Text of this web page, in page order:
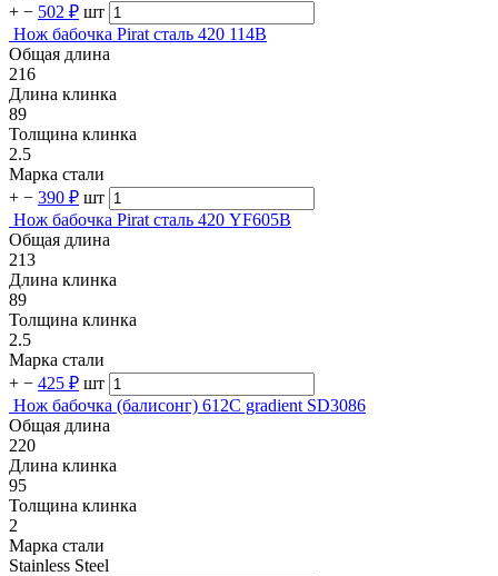
+ − 502 ₽ шт
Нож бабочка Pirat сталь 420 114B
Общая длина
216
Длина клинка
89
Толщина клинка
2.5
Марка стали
+ − 390 ₽ шт
Нож бабочка Pirat сталь 420 YF605B
Общая длина
213
Длина клинка
89
Толщина клинка
2.5
Марка стали
+ − 425 ₽ шт
Нож бабочка (балисонг) 612C gradient SD3086
Общая длина
220
Длина клинка
95
Толщина клинка
2
Марка стали
Stainless Steel